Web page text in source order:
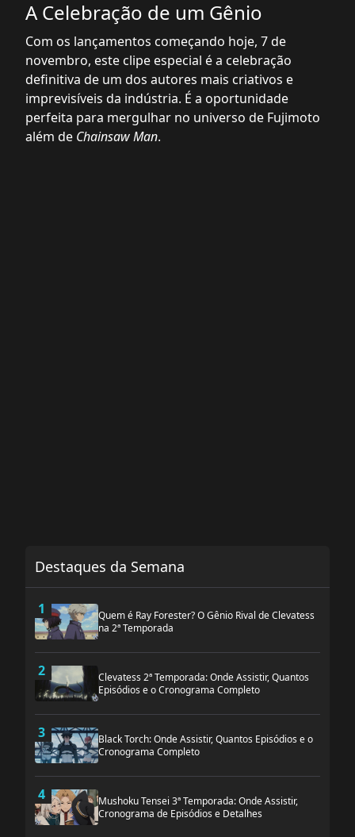
A Celebração de um Gênio
Com os lançamentos começando hoje, 7 de
novembro, este clipe especial é a celebração
definitiva de um dos autores mais criativos e
imprevisíveis da indústria. É a oportunidade
perfeita para mergulhar no universo de Fujimoto
além de Chainsaw Man.
Destaques da Semana
1
Quem é Ray Forester? O Gênio Rival de Clevatess
na 2ª Temporada
2
Clevatess 2ª Temporada: Onde Assistir, Quantos
Episódios e o Cronograma Completo
3
Black Torch: Onde Assistir, Quantos Episódios e o
Cronograma Completo
4
Mushoku Tensei 3ª Temporada: Onde Assistir,
Cronograma de Episódios e Detalhes